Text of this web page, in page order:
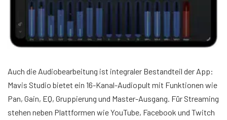
Auch die Audiobearbeitung ist integraler Bestandteil der App:
Mavis Studio bietet ein 16-Kanal-Audiopult mit Funktionen wie
Pan, Gain, EQ, Gruppierung und Master-Ausgang. Für Streaming
stehen neben Plattformen wie YouTube, Facebook und Twitch